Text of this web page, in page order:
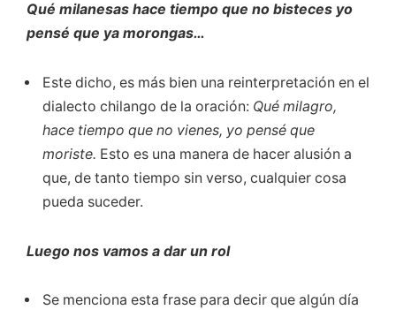
Qué milanesas hace tiempo que no bisteces yo
pensé que ya morongas…
Este dicho, es más bien una reinterpretación en el
dialecto chilango de la oración: Qué milagro,
hace tiempo que no vienes, yo pensé que
moriste. Esto es una manera de hacer alusión a
que, de tanto tiempo sin verso, cualquier cosa
pueda suceder.
Luego nos vamos a dar un rol
Se menciona esta frase para decir que algún día